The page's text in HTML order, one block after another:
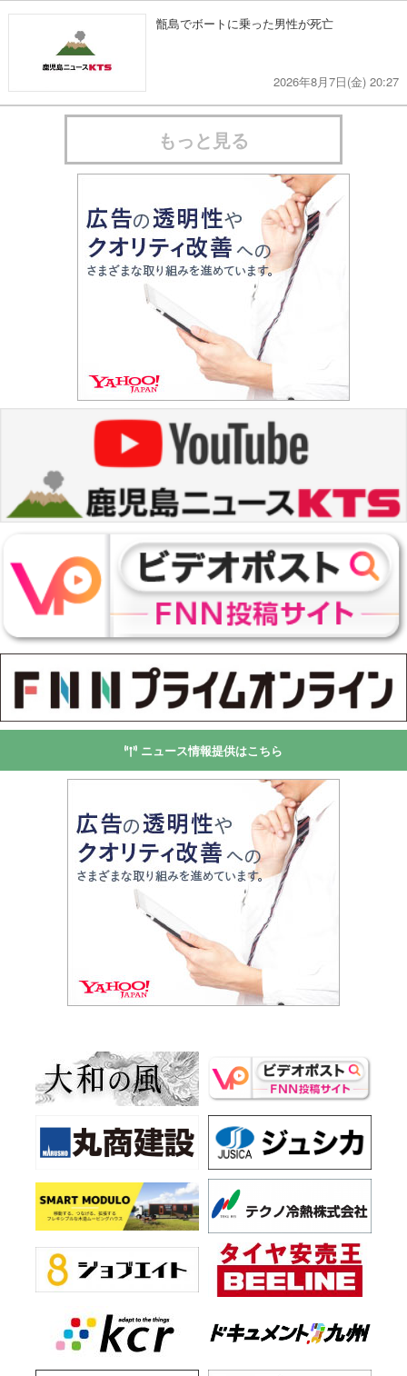
甑島でボートに乗った男性が死亡
2026年8月7日(金) 20:27
もっと見る
ニュース情報提供はこちら